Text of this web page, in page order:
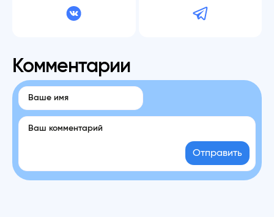
Комментарии
Отправить